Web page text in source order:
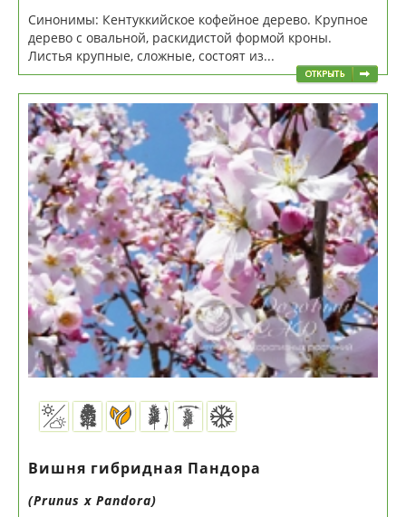
Синонимы: Кентуккийское кофейное дерево. Крупное
дерево с овальной, раскидистой формой кроны.
Листья крупные, сложные, состоят из...
Вишня гибридная Пандора
(Prunus х Pandora)